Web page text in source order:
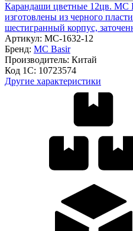
Карандаши цветные 12цв.
изготовлены из черного
шестигранный корпус,
Артикул: МС-1632-12
Бренд: MC Basir
Производитель: Китай
Код 1С: 10723574
Другие характеристики